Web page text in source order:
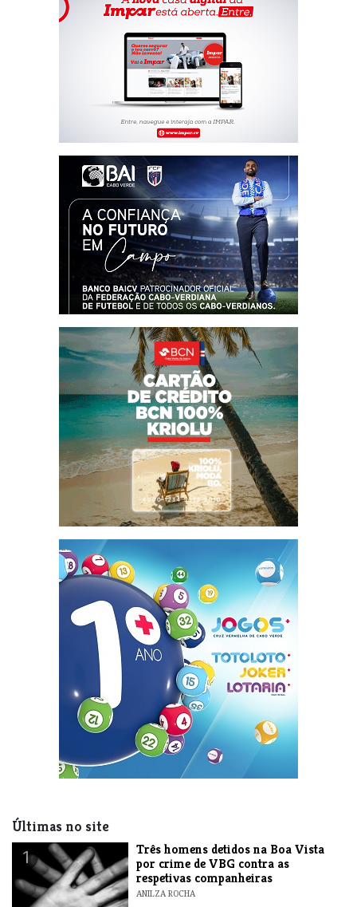
Últimas no site
1
Três homens detidos na Boa Vista
por crime de VBG contra as
respetivas companheiras
ANILZA ROCHA